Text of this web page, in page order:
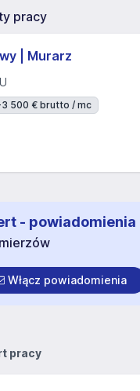
pracy
| Murarz
500 € brutto / mc
- powiadomienia
Włącz powiadomienia
pracy